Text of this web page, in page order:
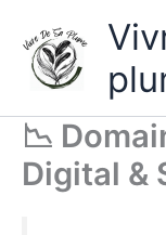
contenu
📉
Digital &